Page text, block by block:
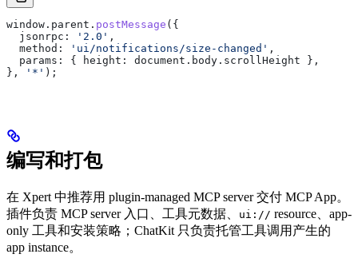
window . parent . postMessage ({
  jsonrpc:
'2.0' ,
  method:
'ui/notifications/size-changed' ,
  params:
{ height: document . body . scrollHeight },
},
'*' );
编写和打包
在 Xpert 中推荐用 plugin-managed MCP server 交付 MCP App。
插件负责 MCP server 入口、工具元数据、
ui:// resource、app-
only 工具和安装策略；ChatKit 只负责托管工具调用产生的
app instance。